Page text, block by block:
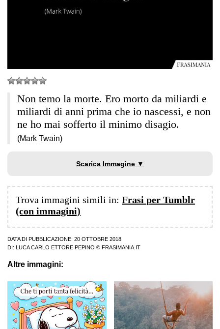
Non temo la morte. Ero morto da miliardi e
miliardi di anni prima che io nascessi, e non
ne ho mai sofferto il minimo disagio.
(Mark Twain)
Scarica Immagine ▼
Trova immagini simili in: Frasi per Tumblr
(con immagini)
DATA DI PUBBLICAZIONE: 20 OTTOBRE 2018
DI:
LUCA CARLO ETTORE PEPINO © FRASIMANIA.IT
Altre immagini: